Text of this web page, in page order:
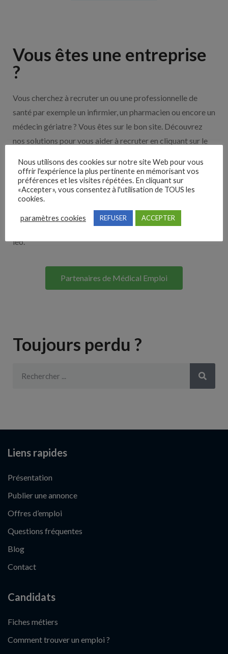
Vous êtes une entreprise
?
Vous cherchez à recruter un ou une professionnelle de
santé par exemple un infirmier, un pharmacien ou encore un
médecin gériatre ? Vous êtes sur le bon site. Découvrez
nos solutions pour vous aider à recruter en cliquant sur le
Nos solutions entreprises
Lorem ipsum dolor sit amet, consectetur adipiscing elit. Ut
elit tellus, luctus nec ullamcorper mattis, pulvinar dapibus
leo.
Partenaires de Médical Emploi
Toujours perdu ?
Liens rapides
Présentation
Publier une annonce
Offres d’emploi
Questions fréquentes
Blog
Contact
Candidats
Fiches métiers
Comment trouver un emploi ?
Nous utilisons des cookies sur notre site Web pour vous
offrir l'expérience la plus pertinente en mémorisant vos
préférences et les visites répétées. En cliquant sur
«Accepter», vous consentez à l'utilisation de TOUS les
cookies.
paramètres cookies REFUSER ACCEPTER